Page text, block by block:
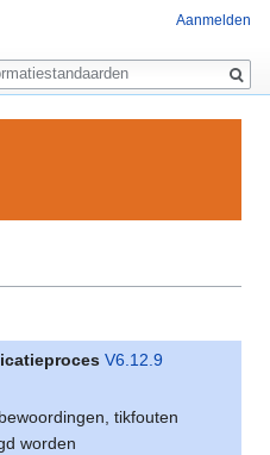
V6.12.9
tikfouten
worden
Aanmelden